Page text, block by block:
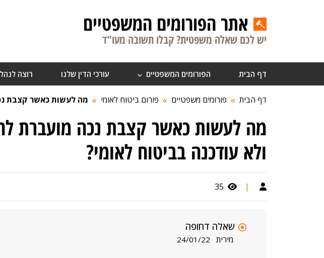
אתר הפורומים המשפטיים
יש לכם שאלה משפטית? קבלו תשובה מעו"ד
דף הבית הפורומים המשפטיים עורכי הדין שלנו רוצה
דף הבית פורומים משפטיים פורום ביטוח לאומי מה לעשות כאשר קצבת
מה לעשות כאשר קצבת נכה מועברת
ולא עודכנה בביטוח לאומי?
|
35
שאלה דחופה
מירית 24/01/22